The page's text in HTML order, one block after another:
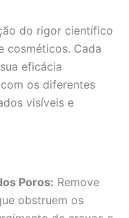
do rigor científico
cosméticos. Cada
eficácia
os diferentes
visíveis e
Poros: Remove
obstruem os